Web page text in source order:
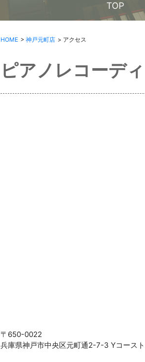
TOP
HOME > 神戸元町店 > アクセス
ピアノレコーデ
〒650-0022
兵庫県神戸市中央区元町通2-7-3 Yコース